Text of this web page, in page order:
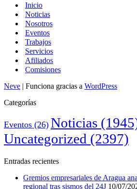
Inicio
Noticias
Nosotros
Eventos
Trabajos
Servicios
Afiliados
Comisiones
Neve | Funciona gracias a WordPress
Categorías
Eventos (26) Noticias
Uncategorized (2397)
Entradas recientes
Gremios empresariales de Aragua
regional tras sismos del 24J 10/07/